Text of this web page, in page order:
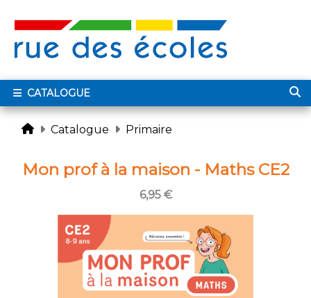
CATALOGUE
Catalogue Primaire
Mon prof à la maison - Maths CE2
6,95 €